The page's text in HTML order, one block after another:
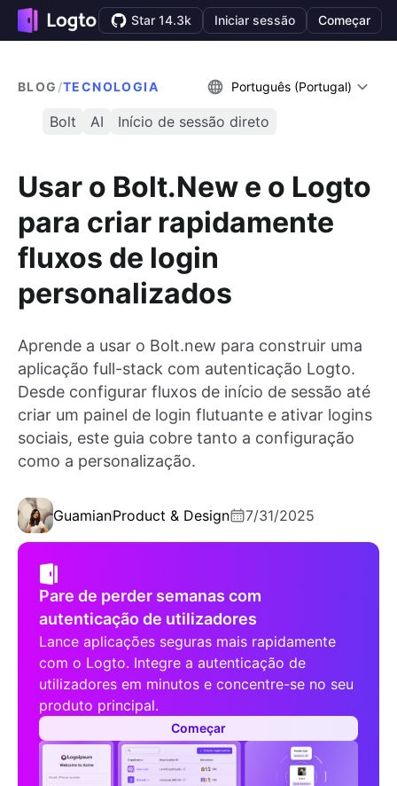
Star 14.3k Iniciar sessão Começar
BLOG /TECNOLOGIA Português (Portugal)
Bolt AI Início de sessão direto
Usar o Bolt.New e o Logto
para criar rapidamente
fluxos de login
personalizados
Aprende a usar o Bolt.new para construir uma
aplicação full-stack com autenticação Logto.
Desde configurar fluxos de início de sessão até
criar um painel de login flutuante e ativar logins
sociais, este guia cobre tanto a configuração
como a personalização.
GuamianProduct & Design 7/31/2025
Pare de perder semanas com
autenticação de utilizadores
Lance aplicações seguras mais rapidamente
com o Logto. Integre a autenticação de
utilizadores em minutos e concentre-se no seu
produto principal.
Começar